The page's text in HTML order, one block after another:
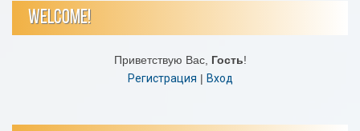
WELCOME!
Приветствую Вас, Гость!
Регистрация | Вход